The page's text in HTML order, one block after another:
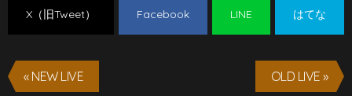
X（旧Tweet） Facebook LINE はてな
« NEW LIVE OLD LIVE »